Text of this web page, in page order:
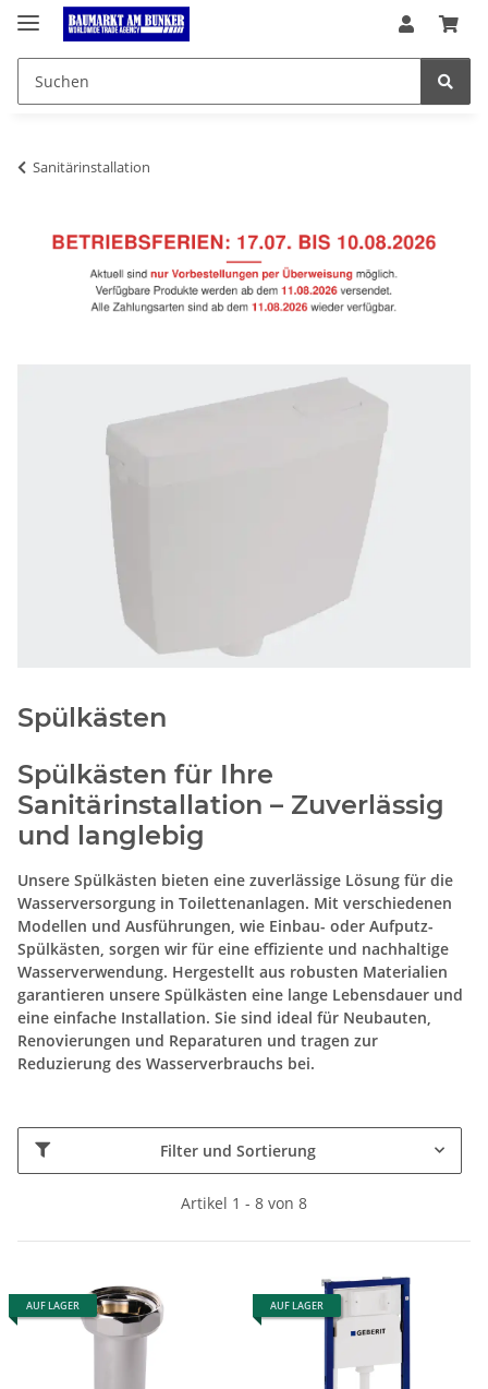
Sanitärinstallation
Spülkästen
Spülkästen für Ihre
Sanitärinstallation – Zuverlässig
und langlebig
Unsere Spülkästen bieten eine zuverlässige Lösung für die
Wasserversorgung in Toilettenanlagen. Mit verschiedenen
Modellen und Ausführungen, wie Einbau- oder Aufputz-
Spülkästen, sorgen wir für eine effiziente und nachhaltige
Wasserverwendung. Hergestellt aus robusten Materialien
garantieren unsere Spülkästen eine lange Lebensdauer und
eine einfache Installation. Sie sind ideal für Neubauten,
Renovierungen und Reparaturen und tragen zur
Reduzierung des Wasserverbrauchs bei.
Filter und Sortierung
Artikel 1 - 8 von 8
AUF LAGER AUF LAGER